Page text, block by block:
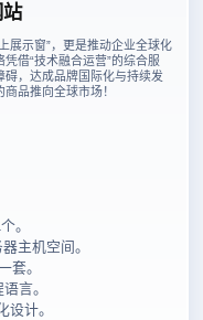
展示窗”，更是推动企业全球化
借“技术融合运营”的综合服
，达成品牌国际化与持续发
品推向全球市场！
。
主机空间。
套。
言。
计。